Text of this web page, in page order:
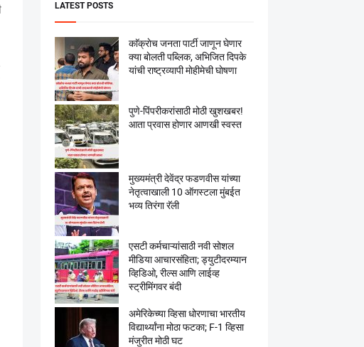
LATEST POSTS
काॅक्राेच जनता पार्टी जाणून घेणार
क्या बाेलती पब्लिक, अभिजित दिपके
यांची राष्ट्रव्यापी माेहीमेची घाेषणा
पुणे-पिंपरीकरांसाठी मोठी खुशखबर!
आता प्रवास होणार आणखी स्वस्त
मुख्यमंत्री देवेंद्र फडणवीस यांच्या
नेतृत्वाखाली 10 ऑगस्टला मुंबईत
भव्य तिरंगा रॅली
एसटी कर्मचाऱ्यांसाठी नवी सोशल
मीडिया आचारसंहिता; ड्युटीदरम्यान
व्हिडिओ, रील्स आणि लाईव्ह
स्ट्रीमिंगवर बंदी
अमेरिकेच्या व्हिसा धोरणाचा भारतीय
विद्यार्थ्यांना मोठा फटका; F-1 व्हिसा
मंजुरीत मोठी घट